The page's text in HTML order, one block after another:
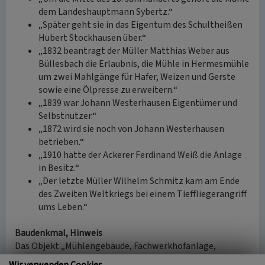
dem Landeshauptmann Sybertz.“
„Später geht sie in das Eigentum des Schultheißen
Hubert Stockhausen über.“
„1832 beantragt der Müller Matthias Weber aus
Büllesbach die Erlaubnis, die Mühle in Hermesmühle
um zwei Mahlgänge für Hafer, Weizen und Gerste
sowie eine Ölpresse zu erweitern.“
„1839 war Johann Westerhausen Eigentümer und
Selbstnutzer.“
„1872 wird sie noch von Johann Westerhausen
betrieben.“
„1910 hatte der Ackerer Ferdinand Weiß die Anlage
in Besitz.“
„Der letzte Müller Wilhelm Schmitz kam am Ende
des Zweiten Weltkriegs bei einem Tieffliegerangriff
ums Leben.“
Baudenkmal, Hinweis
Das Objekt „Mühlengebäude, Fachwerkhofanlage,
“Hermesmühle„ (Hausnummer 7-9)“ ist eingetragenes